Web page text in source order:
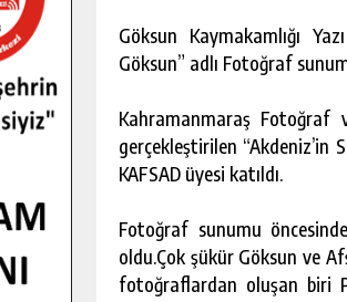
Göksun Kaymakamlığı
Göksun” adlı Fotoğraf
Kahramanmaraş Fotoğraf
gerçekleştirilen “Akdeniz’in
KAFSAD üyesi katıldı.
Fotoğraf sunumu
oldu.Çok şükür Göksun ve
fotoğraflardan oluşan biri